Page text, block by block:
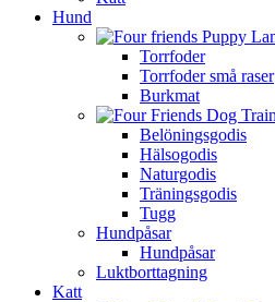
Hund
Torrfoder
Torrfoder små raser
Burkmat
Belöningsgodis
Hälsogodis
Naturgodis
Träningsgodis
Tugg
Hundpåsar
Hundpåsar
Luktborttagning
Katt